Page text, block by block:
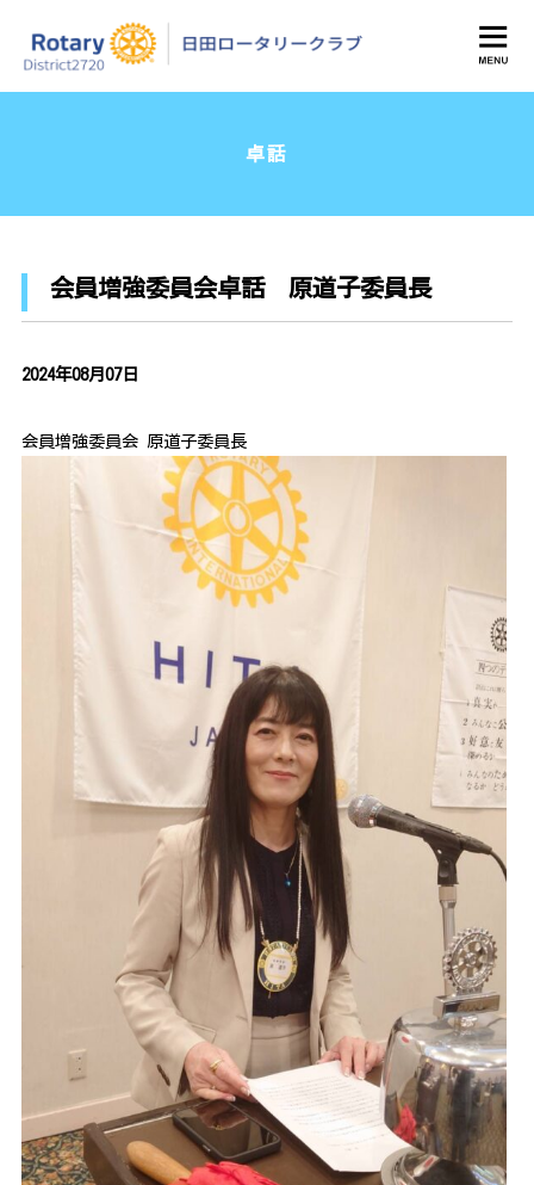
日田ロータリークラブ
卓話
会員増強委員会卓話 原道子委員長
2024年08月07日
会員増強委員会 原道子委員長